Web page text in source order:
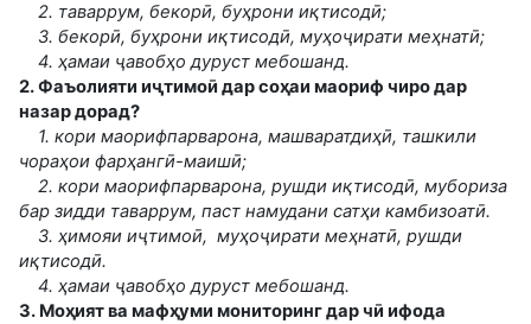
2. таваррум, бекорӣ, буҳрони иқтисодӣ;
3. бекорӣ, буҳрони иқтисодӣ, муҳоҷирати меҳнатӣ;
4. ҳамаи ҷавобҳо дуруст мебошанд.
2. Фаъолияти иҷтимоӣ дар соҳаи маориф чиро дар
назар дорад?
1. кори маорифпарварона, машваратдиҳӣ, ташкили
чораҳои фарҳангӣ-маишӣ;
2. кори маорифпарварона, рушди иқтисодӣ, мубориза
бар зидди таваррум, паст намудани сатҳи камбизоатӣ.
3. ҳимояи иҷтимоӣ, муҳоҷирати меҳнатӣ, рушди
иқтисодӣ.
4. ҳамаи ҷавобҳо дуруст мебошанд.
3. Моҳият ва мафҳуми мониторинг дар чӣ ифода